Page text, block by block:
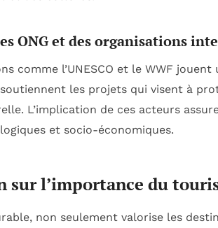
ONG et des organisations
comme l’UNESCO et le WWF
les projets qui visent à
L’implication de ces acteurs
et socio-économiques.
sur l’importance du
non seulement valorise les